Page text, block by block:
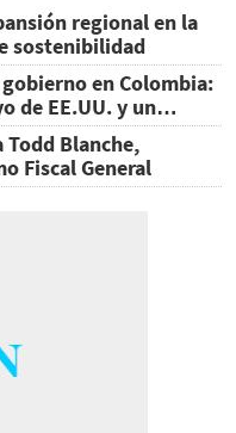
regional en la
sostenibilidad
en Colombia:
de EE.UU. y un
Todd Blanche,
Fiscal General